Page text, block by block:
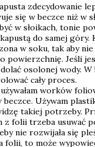
zdecydowanie
się w beczce niż w
w słoikach, tonie
kapustą do samej góry.
w soku, tak aby nie
powierzchnię. Jeśli
osolonej wody. W
cały proces.
worków
beczce. Używam
takiej potrzeby.
z folii trzeba usuwać
nie rozwijała się
folii, to może